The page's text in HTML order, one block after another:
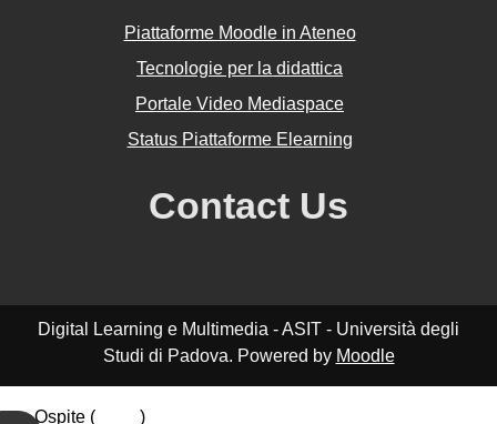
Piattaforme Moodle in Ateneo
Tecnologie per la didattica
Portale Video Mediaspace
Status Piattaforme Elearning
Contact Us
Digital Learning e Multimedia - ASIT - Università degli
Studi di Padova. Powered by Moodle
Ospite (
)